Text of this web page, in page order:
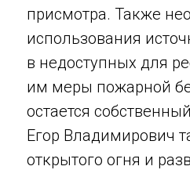
присмотра. Также
использования
в недоступных для
им меры пожарной
остается
Егор Владимирович
открытого огня и